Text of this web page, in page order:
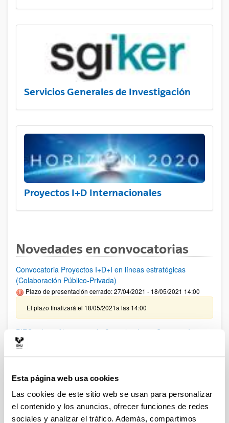
Esta página web usa cookies
Las cookies de este sitio web se usan para personalizar
el contenido y los anuncios, ofrecer funciones de redes
sociales y analizar el tráfico. Además, compartimos
Servicios Generales de Investigación
Proyectos I+D Internacionales
Novedades en convocatorias
Convocatoria Proyectos I+D+I en líneas estratégicas
(Colaboración Público-Privada)
Plazo de presentación cerrado: 27/04/2021 - 18/05/2021 14:00
El plazo finalizará el 18/05/2021a las 14:00
PIFG20/23:” Algoritmos de Cancelación en Sistemas In-
Band Full Duplex basados en NOMA”
PIFG20/22: ”Electrónica de Potencia"
Plazo de presentación cerrado: 11/02/2021 - 03/03/2021